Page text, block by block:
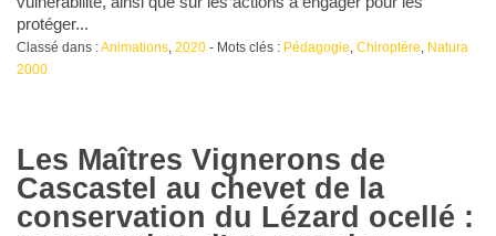
protéger...
Classé dans :Animations, 2020- Mots clés : Pédagogie, Chiroptère, Natura
2000
Les Maîtres Vignerons de
Cascastel au chevet de la
conservation du Lézard ocellé :